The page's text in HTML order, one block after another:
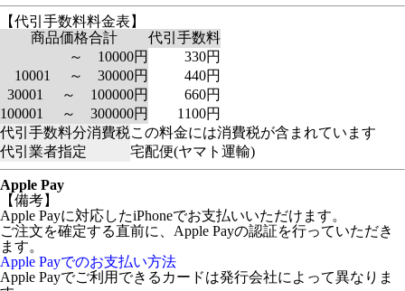
【代引手数料料金表】
商品価格合計
代引手数料
～ 10000円
330円
10001 ～ 30000円
440円
30001 ～ 100000円
660円
100001 ～ 300000円
1100円
代引手数料分消費税この料金には消費税が含まれています
代引業者指定
宅配便(ヤマト運輸)
Apple Pay
【備考】
Apple Payに対応したiPhoneでお支払いいただけます。
ご注文を確定する直前に、Apple Payの認証を行っていただき
ます。
Apple Payでのお支払い方法
Apple Payでご利用できるカードは発行会社によって異なりま